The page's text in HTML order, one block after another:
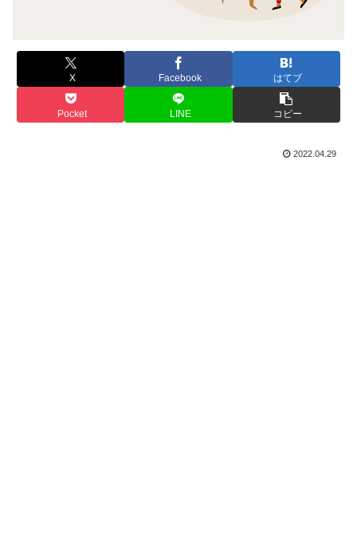
X Facebook はてブ
Pocket LINE コピー
2022.04.29